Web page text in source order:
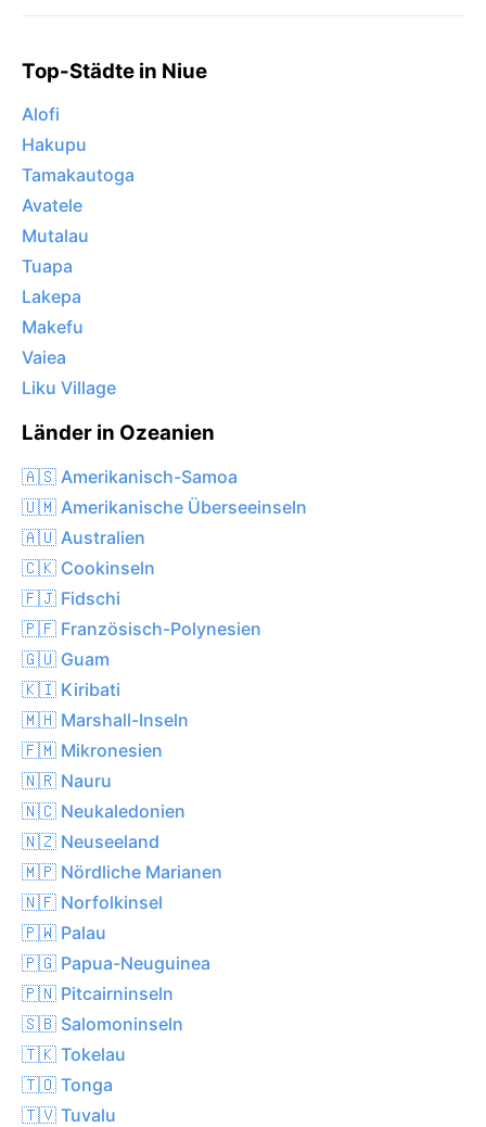
Top-Städte in Niue
Alofi
Hakupu
Tamakautoga
Avatele
Mutalau
Tuapa
Lakepa
Makefu
Vaiea
Liku Village
Länder in Ozeanien
🇦🇸 Amerikanisch-Samoa
🇺🇲 Amerikanische Überseeinseln
🇦🇺 Australien
🇨🇰 Cookinseln
🇫🇯 Fidschi
🇵🇫 Französisch-Polynesien
🇬🇺 Guam
🇰🇮 Kiribati
🇲🇭 Marshall-Inseln
🇫🇲 Mikronesien
🇳🇷 Nauru
🇳🇨 Neukaledonien
🇳🇿 Neuseeland
🇲🇵 Nördliche Marianen
🇳🇫 Norfolkinsel
🇵🇼 Palau
🇵🇬 Papua-Neuguinea
🇵🇳 Pitcairninseln
🇸🇧 Salomoninseln
🇹🇰 Tokelau
🇹🇴 Tonga
🇹🇻 Tuvalu